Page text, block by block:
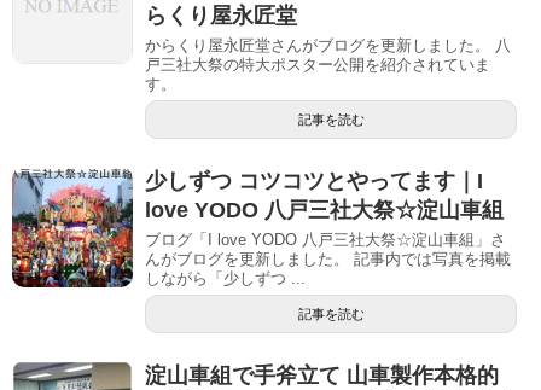
らくり屋永匠堂
からくり屋永匠堂さんがブログを更新しました。 八
戸三社大祭の特大ポスター公開を紹介されていま
す。
記事を読む
少しずつ コツコツとやってます｜I
love YODO 八戸三社大祭☆淀山車組
ブログ「I love YODO 八戸三社大祭☆淀山車組」さ
んがブログを更新しました。 記事内では写真を掲載
しながら「少しずつ ...
記事を読む
淀山車組で手斧立て 山車製作本格的